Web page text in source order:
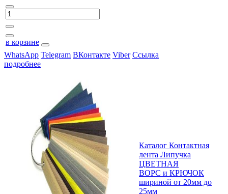
в корзине
WhatsApp Telegram ВКонтакте Viber Ссылка
подробнее
Каталог Контактная
лента Липучка
ЦВЕТНАЯ
ВОРС и КРЮЧОК
шириной от 20мм до
25мм